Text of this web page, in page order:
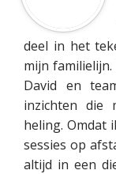
deel in het
mijn
David en
inzichten die
heling. Omdat
sessies op
altijd in een